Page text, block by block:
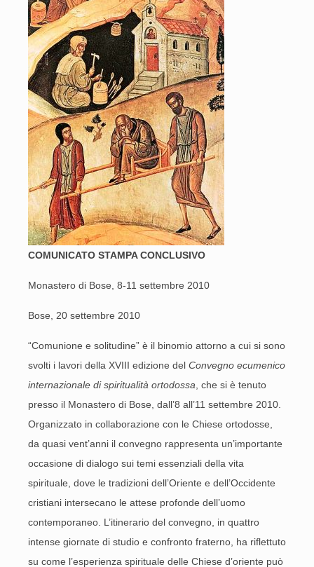
COMUNICATO STAMPA CONCLUSIVO
Monastero di Bose, 8-11 settembre 2010
Bose, 20 settembre 2010
“Comunione e solitudine” è il binomio attorno a cui si sono
svolti i lavori della XVIII edizione del Convegno ecumenico
internazionale di spiritualità ortodossa , che si è tenuto
presso il Monastero di Bose, dall’8 all’11 settembre 2010.
Organizzato in collaborazione con le Chiese ortodosse,
da quasi vent’anni il convegno rappresenta un’importante
occasione di dialogo sui temi essenziali della vita
spirituale, dove le tradizioni dell’Oriente e dell’Occidente
cristiani intersecano le attese profonde dell’uomo
contemporaneo. L’itinerario del convegno, in quattro
intense giornate di studio e confronto fraterno, ha riflettuto
su come l’esperienza spirituale delle Chiese d’oriente può